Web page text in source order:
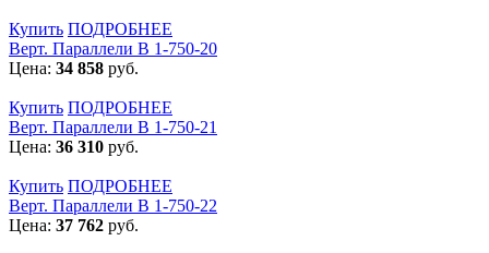
Купить ПОДРОБНЕЕ
Верт. Параллели В 1-750-20
Цена: 34 858 руб.
Купить ПОДРОБНЕЕ
Верт. Параллели В 1-750-21
Цена: 36 310 руб.
Купить ПОДРОБНЕЕ
Верт. Параллели В 1-750-22
Цена: 37 762 руб.